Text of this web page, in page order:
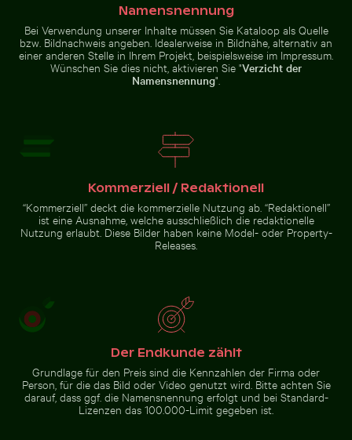
Küstendünengräser am Sandstrand mit
Dreifarbige Katze schaut aus dem Fenster
Dreifarbige Katze schaut aus dem
Fenster
Graureiher am Wasser
Graureiher am Wasser sitzend
Holzschlitten auf Schnee mit ziehender Person
mit ziehender Person
Zur Stock-Kollektion
Namensnennung
Bei Verwendung unserer Inhalte müssen Sie Kataloop als Quelle
bzw. Bildnachweis angeben. Idealerweise in Bildnähe, alternativ an
einer anderen Stelle in Ihrem Projekt, beispielsweise im Impressum.
Wünschen Sie dies nicht, aktivieren Sie "Verzicht der
Namensnennung".
Kommerziell / Redaktionell
“Kommerziell” deckt die kommerzielle Nutzung ab. “Redaktionell”
ist eine Ausnahme, welche ausschließlich die redaktionelle
Nutzung erlaubt. Diese Bilder haben keine Model- oder Property-
Releases.
Der Endkunde zählt
Grundlage für den Preis sind die Kennzahlen der Firma oder
Person, für die das Bild oder Video genutzt wird. Bitte achten Sie
darauf, dass ggf. die Namensnennung erfolgt und bei Standard-
Lizenzen das 100.000-Limit gegeben ist.